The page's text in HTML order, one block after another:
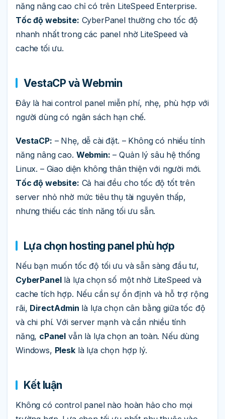
năng nâng cao chỉ có trên LiteSpeed Enterprise.
Tốc độ website: CyberPanel thường cho tốc độ
nhanh nhất trong các panel nhờ LiteSpeed và
cache tối ưu.
VestaCP và Webmin
Đây là hai control panel miễn phí, nhẹ, phù hợp với
người dùng có ngân sách hạn chế.
VestaCP: – Nhẹ, dễ cài đặt. – Không có nhiều tính
năng nâng cao. Webmin: – Quản lý sâu hệ thống
Linux. – Giao diện không thân thiện với người mới.
Tốc độ website: Cả hai đều cho tốc độ tốt trên
server nhỏ nhờ mức tiêu thụ tài nguyên thấp,
nhưng thiếu các tính năng tối ưu sẵn.
Lựa chọn hosting panel phù hợp
Nếu bạn muốn tốc độ tối ưu và sẵn sàng đầu tư,
CyberPanellà lựa chọn số một nhờ LiteSpeed và
cache tích hợp. Nếu cần sự ổn định và hỗ trợ rộng
rãi, DirectAdmin là lựa chọn cân bằng giữa tốc độ
và chi phí. Với server mạnh và cần nhiều tính
năng, cPanel vẫn là lựa chọn an toàn. Nếu dùng
Windows, Plesklà lựa chọn hợp lý.
Kết luận
Không có control panel nào hoàn hảo cho mọi